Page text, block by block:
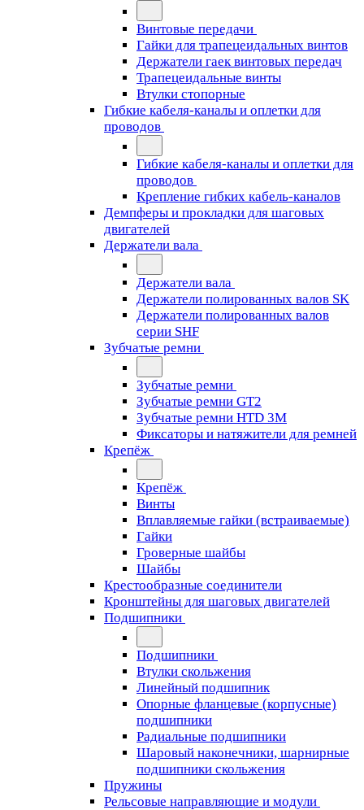
Винтовые передачи
Гайки для трапецеидальных винтов
Держатели гаек винтовых передач
Трапецеидальные винты
Втулки стопорные
Гибкие кабеля-каналы и оплетки для
проводов
Гибкие кабеля-каналы и оплетки для
проводов
Крепление гибких кабель-каналов
Демпферы и прокладки для шаговых
двигателей
Держатели вала
Держатели вала
Держатели полированных валов SK
Держатели полированных валов
серии SHF
Зубчатые ремни
Зубчатые ремни
Зубчатые ремни GT2
Зубчатые ремни HTD 3M
Фиксаторы и натяжители для ремней
Крепёж
Крепёж
Винты
Вплавляемые гайки (встраиваемые)
Гайки
Гроверные шайбы
Шайбы
Крестообразные соединители
Кронштейны для шаговых двигателей
Подшипники
Подшипники
Втулки скольжения
Линейный подшипник
Опорные фланцевые (корпусные)
подшипники
Радиальные подшипники
Шаровый наконечники, шарнирные
подшипники скольжения
Пружины
Рельсовые направляющие и модули